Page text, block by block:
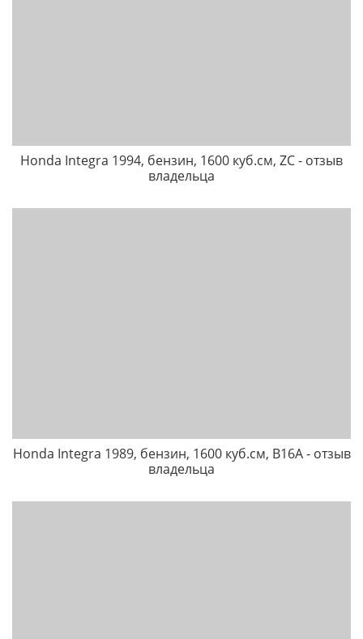
Honda Integra 1994, бензин, 1600 куб.см, ZC - отзыв
владельца
Honda Integra 1989, бензин, 1600 куб.см, B16A - отзыв
владельца